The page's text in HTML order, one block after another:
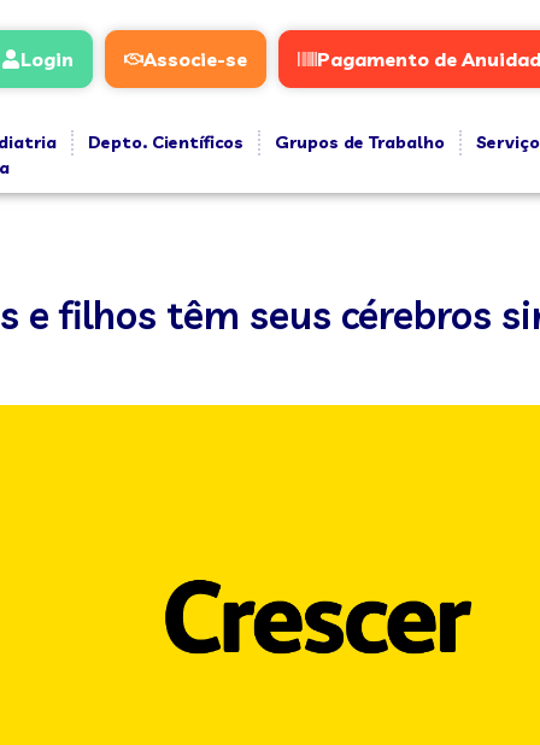
Login Associe-se Pagamento de
Depto. Científicos Grupos de Trabalho
e filhos têm seus cérebros